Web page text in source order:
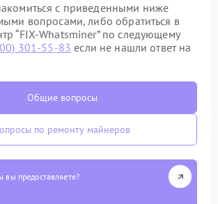
с приведенными ниже
вопросами, либо обратиться в
“FIX-Whatsminer” по следующему
301-55-83 если не нашли ответ на
Общие вопросы
по ремонту майнеров
вы предоставляете?